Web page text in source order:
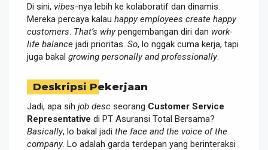
Di sini, vibes-nya lebih ke kolaboratif dan dinamis.
Mereka percaya kalau happy employees create happy
customers That’s whypengembangan diri dan work-
life balance jadi prioritas. So, lo nggak cuma kerja, tapi
juga bakal growing personally and professionally.
Deskripsi Pekerjaan
Jadi, apa sih job desc seorang Customer Service
Representative di PT Asuransi Total Bersama?
Basically, lo bakal jadi the face and the voice of the
company. Lo adalah garda terdepan yang berinteraksi